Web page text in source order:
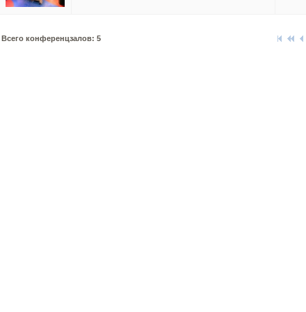
Всего конференцзалов: 5